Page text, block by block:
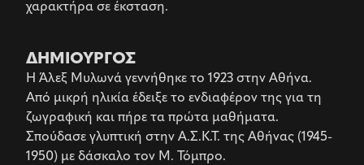
χαρακτήρα σε έκσταση.
ΔΗΜΙΟΥΡΓΟΣ
Η Άλεξ Μυλωνά γεννήθηκε το 1923 στην Αθήνα.
Από μικρή ηλικία έδειξε το ενδιαφέρον της για τη
ζωγραφική και πήρε τα πρώτα μαθήματα.
Σπούδασε γλυπτική στην Α.Σ.Κ.Τ. της Αθήνας (1945-
1950) με δάσκαλο τον Μ. Τόμπρο.